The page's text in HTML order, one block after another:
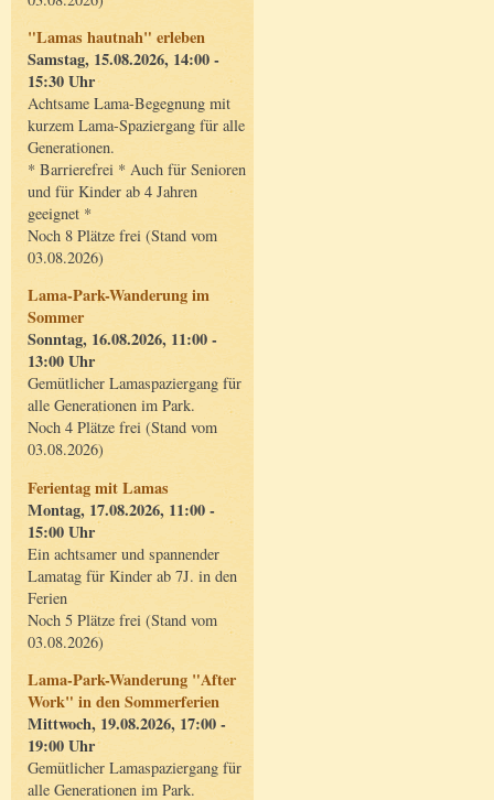
"Lamas hautnah" erleben
Samstag, 15.08.2026, 14:00 -
15:30 Uhr
Achtsame Lama-Begegnung mit
kurzem Lama-Spaziergang für alle
Generationen.
* Barrierefrei * Auch für Senioren
und für Kinder ab 4 Jahren
geeignet *
Noch 8 Plätze frei (Stand vom
03.08.2026)
Lama-Park-Wanderung im
Sommer
Sonntag, 16.08.2026, 11:00 -
13:00 Uhr
Gemütlicher Lamaspaziergang für
alle Generationen im Park.
Noch 4 Plätze frei (Stand vom
03.08.2026)
Ferientag mit Lamas
Montag, 17.08.2026, 11:00 -
15:00 Uhr
Ein achtsamer und spannender
Lamatag für Kinder ab 7J. in den
Ferien
Noch 5 Plätze frei (Stand vom
03.08.2026)
Lama-Park-Wanderung "After
Work" in den Sommerferien
Mittwoch, 19.08.2026, 17:00 -
19:00 Uhr
Gemütlicher Lamaspaziergang für
alle Generationen im Park.